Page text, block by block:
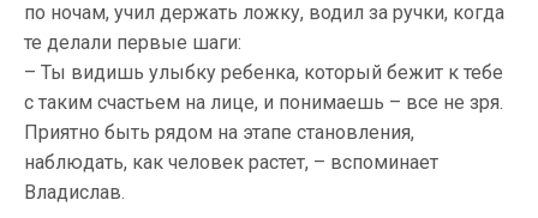
по ночам, учил держать ложку, водил за ручки, когда
те делали первые шаги:
– Ты видишь улыбку ребенка, который бежит к тебе
с таким счастьем на лице, и понимаешь – все не зря.
Приятно быть рядом на этапе становления,
наблюдать, как человек растет, – вспоминает
Владислав.